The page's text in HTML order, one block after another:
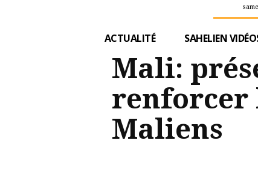
ACTUALITÉ SAHELIEN
Mali:
renforcer
Maliens